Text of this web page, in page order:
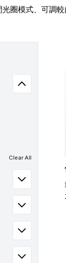
圈模式、可調
Clear All